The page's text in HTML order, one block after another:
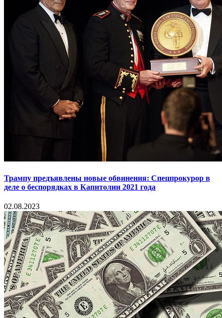
Трампу предъявлены новые обвинения: Спецпрокурор в
деле о беспорядках в Капитолии 2021 года
02.08.2023